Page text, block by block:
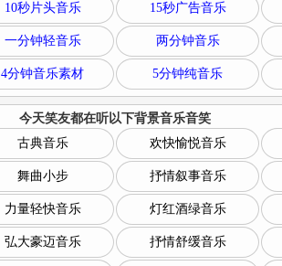
10秒片头音乐 15秒广告音乐
一分钟轻音乐 两分钟音乐
4分钟音乐素材 5分钟纯音乐
今天笑友都在听以下背景音乐音笑
古典音乐 欢快愉悦音乐
舞曲小步 抒情叙事音乐
力量轻快音乐 灯红酒绿音乐
弘大豪迈音乐 抒情舒缓音乐